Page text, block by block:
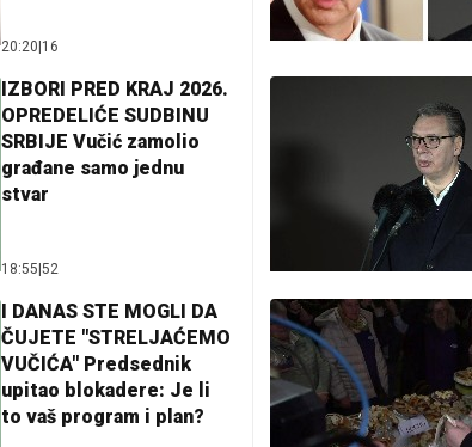
20:20 16
IZBORI PRED KRAJ 2026.
OPREDELIĆE SUDBINU
SRBIJE Vučić zamolio
građane samo jednu
stvar
18:55 52
I DANAS STE MOGLI DA
ČUJETE "STRELJAĆEMO
VUČIĆA" Predsednik
upitao blokadere: Je li
to vaš program i plan?